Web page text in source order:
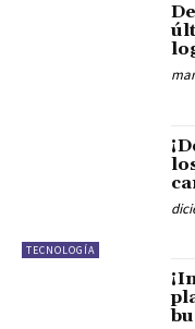
TECNOLOGÍA